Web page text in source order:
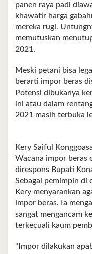
panen raya padi
khawatir harga
mereka rugi.
memutuskan
2021.
Meski petani bisa
berarti impor beras
Potensi dibukanya
ini atau dalam
2021 masih terbuka
Kery Saiful
Wacana impor beras
direspons Bupati
Sebagai pemimpin di
Kery menyarankan
impor beras. Ia
sangat mengancam
terkecuali kaum
“Impor dilakukan